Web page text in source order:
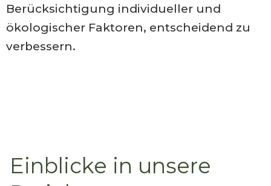
Berücksichtigung individueller und
ökologischer Faktoren, entscheidend zu
verbessern.
Einblicke in unsere